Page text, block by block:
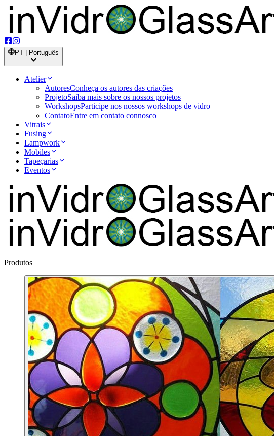
PT | Português
Atelier
AutoresConheça os autores das criações
ProjetoSaiba mais sobre os nossos projetos
WorkshopsParticipe nos nossos workshops de vidro
ContatoEntre em contato connosco
Vitrais
Fusing
Lampwork
Mobiles
Tapeçarias
Eventos
Produtos